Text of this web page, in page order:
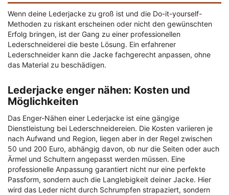
Wenn deine Lederjacke zu groß ist und die Do-it-yourself-
Methoden zu riskant erscheinen oder nicht den gewünschten
Erfolg bringen, ist der Gang zu einer professionellen
Lederschneiderei die beste Lösung. Ein erfahrener
Lederschneider kann die Jacke fachgerecht anpassen, ohne
das Material zu beschädigen.
Lederjacke enger nähen: Kosten und
Möglichkeiten
Das Enger-Nähen einer Lederjacke ist eine gängige
Dienstleistung bei Lederschneidereien. Die Kosten variieren je
nach Aufwand und Region, liegen aber in der Regel zwischen
50 und 200 Euro, abhängig davon, ob nur die Seiten oder auch
Ärmel und Schultern angepasst werden müssen. Eine
professionelle Anpassung garantiert nicht nur eine perfekte
Passform, sondern auch die Langlebigkeit deiner Jacke. Hier
wird das Leder nicht durch Schrumpfen strapaziert, sondern